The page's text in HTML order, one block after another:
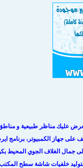
عليك مناظر طبيعية و مناطق
جهاز الكمبيوتر، برنامج
جمال الغلاف الجوي المحيط
خلفيات شاشة سطح